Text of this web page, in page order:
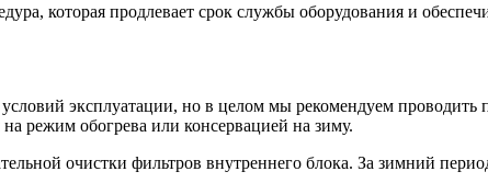
которая продлевает срок службы оборудования и
эксплуатации, но в целом мы рекомендуем
режим обогрева или консервацией на зиму.
очистки фильтров внутреннего блока. За зимний